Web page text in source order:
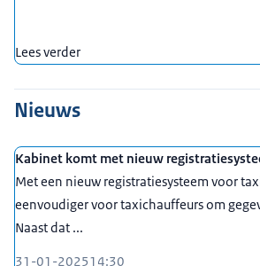
Lees verder
Nieuws
Kabinet komt met nieuw
Met een nieuw registratiesysteem voor
eenvoudiger voor taxichauffeurs om
Naast dat ...
31-01-202514:30